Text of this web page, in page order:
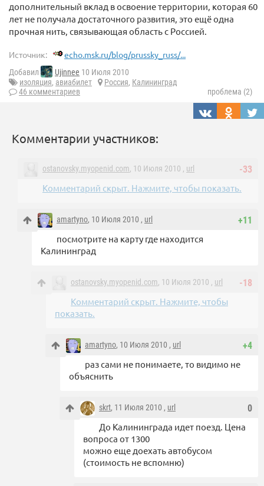
дополнительный вклад в освоение территории, которая 60
лет не получала достаточного развития, это ещё одна
прочная нить, связывающая область с Россией.
Источник: echo.msk.ru/blog/prussky_russ/...
Добавил Ujinnee 10 Июля 2010
изоляция, авиабилет Россия, Калининград
46 комментариев
проблема (2)
Комментарии участников:
-33
ostanovsky.myopenid.com, 10 Июля 2010 , url
Комментарий скрыт. Нажмите, чтобы показать.
+11
amartyno, 10 Июля 2010 , url
посмотрите на карту где находится
Калининград
-18
ostanovsky.myopenid.com, 10 Июля 2010 , url
Комментарий скрыт. Нажмите, чтобы
показать.
+4
amartyno, 10 Июля 2010 , url
раз сами не понимаете, то видимо не
объяснить
0
skrt, 11 Июля 2010 , url
До Калининграда идет поезд. Цена
вопроса от 1300
можно еще доехать автобусом
(стоимость не вспомню)